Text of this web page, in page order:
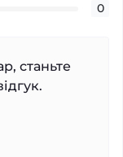
0
станьте